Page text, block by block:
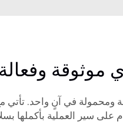
ومحمولة في آنٍ واحد. تأتي
سير العملية بأكملها